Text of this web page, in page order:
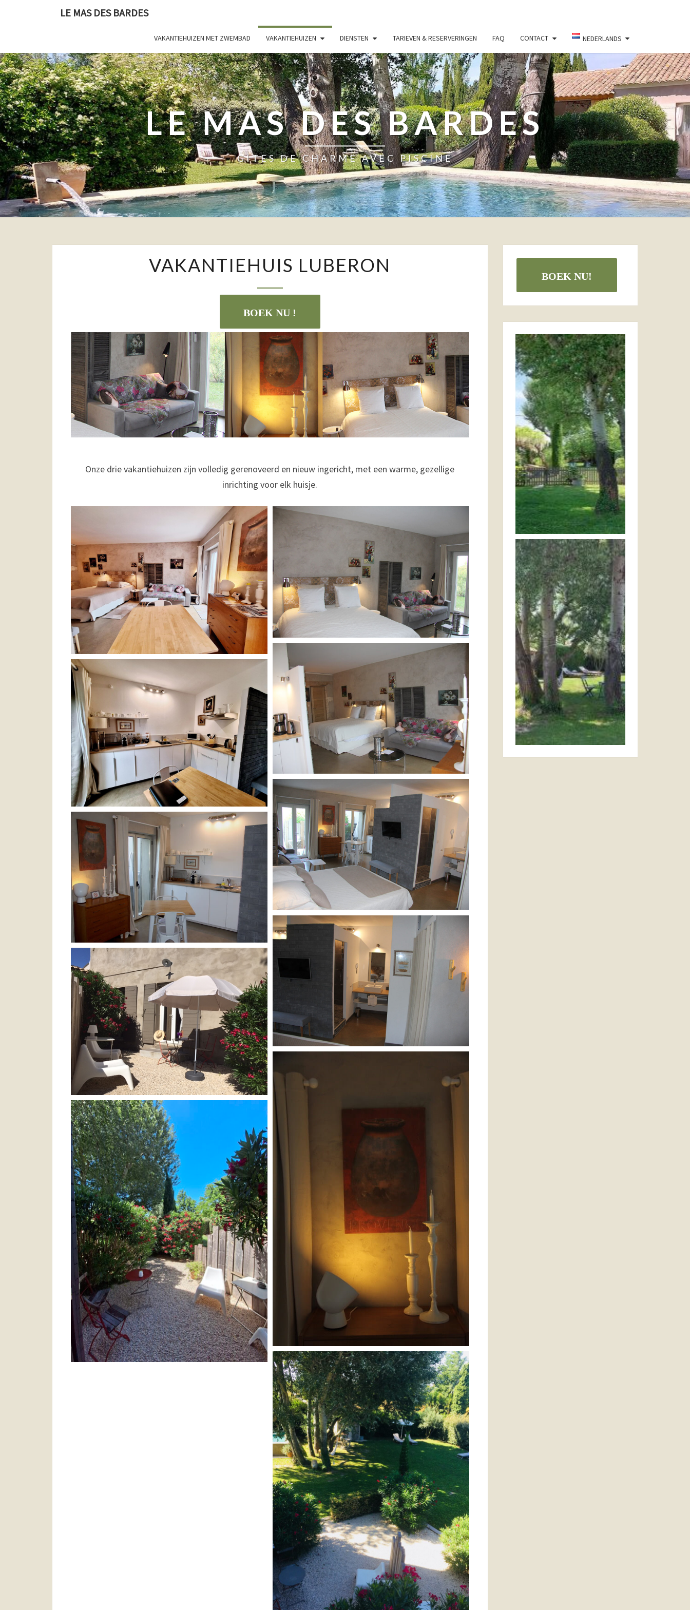
LE MAS DES BARDES
VAKANTIEHUIZEN MET ZWEMBAD VAKANTIEHUIZEN DIENSTEN TARIEVEN & RESERVERINGEN FAQ CONTACT NEDERLANDS
LE MAS DES BARDES
GÎTES DE CHARME AVEC PISCINE
LUBERON
VAKANTIEHUIS LUBERON
BOEK NU !
Onze drie vakantiehuizen zijn volledig gerenoveerd en nieuw ingericht, met een warme, gezellige
inrichting voor elk huisje.
BOEK NU!